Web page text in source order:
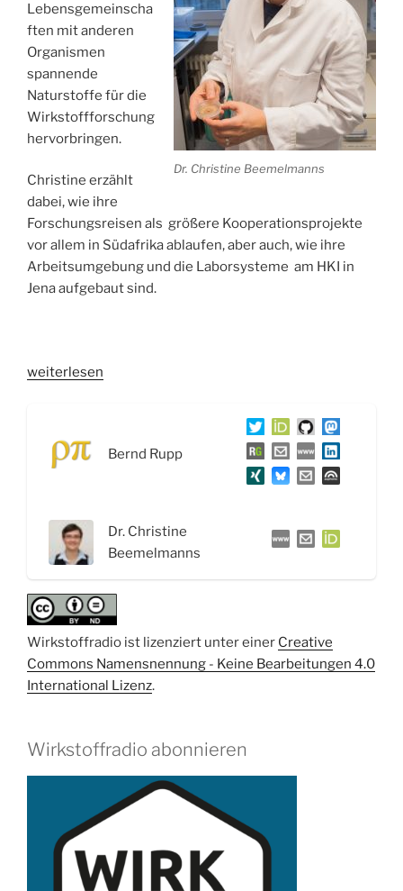
Dr. Christine Beemelmanns
Lebensgemeinscha
ften mit anderen
Organismen
spannende
Naturstoffe für die
Wirkstoffforschung
hervorbringen.
Christine erzählt
dabei, wie ihre
Forschungsreisen als größere Kooperationsprojekte
vor allem in Südafrika ablaufen, aber auch, wie ihre
Arbeitsumgebung und die Laborsysteme am HKI in
Jena aufgebaut sind.
„WSR032
Systemen
Christine
weiterlesen
Bernd Rupp
Dr. Christine
Beemelmanns
Wirkstoffradio ist lizenziert unter einer Creative
Commons Namensnennung - Keine Bearbeitungen 4.0
International Lizenz.
Wirkstoffradio abonnieren